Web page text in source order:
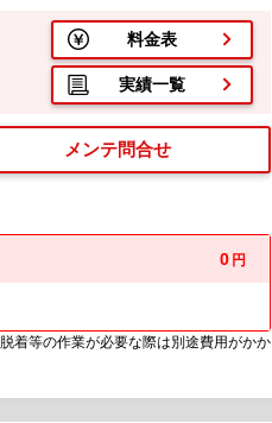
料金表
実績一覧
メンテ問合せ
0 円
着等の作業が必要な際は別途費用がかか